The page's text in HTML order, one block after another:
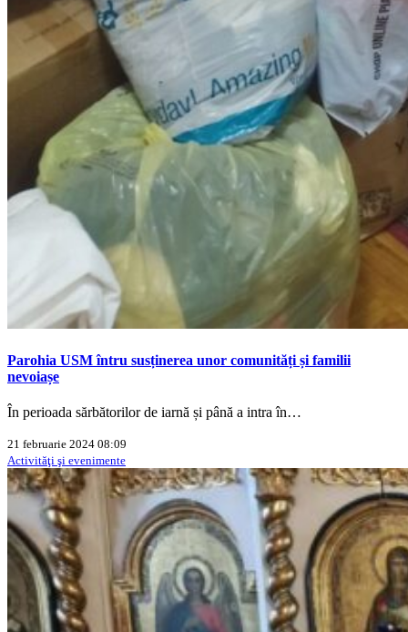
Parohia USM întru susținerea unor comunități și familii
nevoiașe
În perioada sărbătorilor de iarnă și până a intra în…
21 februarie 2024 08:09
Activităţi şi evenimente